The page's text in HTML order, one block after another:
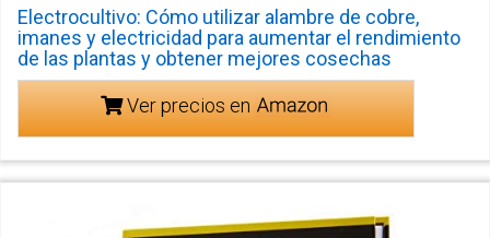
Electrocultivo: Cómo utilizar alambre de cobre,
imanes y electricidad para aumentar el rendimiento
de las plantas y obtener mejores cosechas
Ver precios en